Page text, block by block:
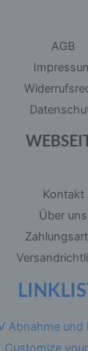
AGB
Kontakt
Über uns
Abnahme und
werden kann.
Person
natürliche
ist jeder mit
Verfahren
mit
das
oder